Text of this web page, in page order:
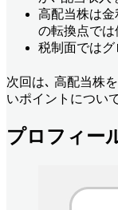
高配当株は
の転換点で
税制面では
次回は､ 高配当株
いポイントについ
プロフィー